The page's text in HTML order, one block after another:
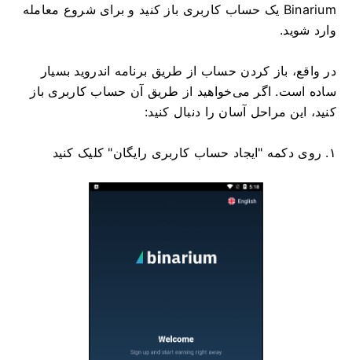
Binarium یک حساب کاربری باز کنید و برای شروع معامله
وارد شوید.
در واقع، باز کردن حساب از طریق برنامه اندروید بسیار
ساده است. اگر می‌خواهید از طریق آن حساب کاربری باز
کنید، این مراحل آسان را دنبال کنید:
۱. روی دکمه "ایجاد حساب کاربری رایگان" کلیک کنید